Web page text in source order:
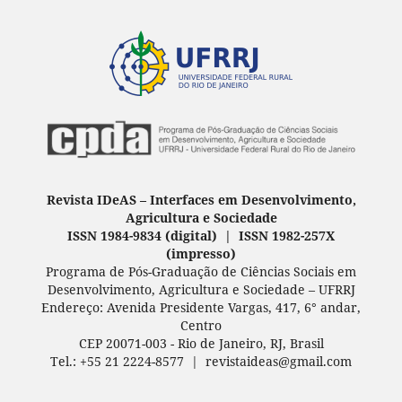
Revista IDeAS – Interfaces em Desenvolvimento,
Agricultura e Sociedade
ISSN 1984-9834 (digital) | ISSN 1982-257X
(impresso)
Programa de Pós-Graduação de Ciências Sociais em
Desenvolvimento, Agricultura e Sociedade – UFRRJ
Endereço: Avenida Presidente Vargas, 417, 6° andar,
Centro
CEP 20071-003 - Rio de Janeiro, RJ, Brasil
Tel.: +55 21 2224-8577 | revistaideas@gmail.com